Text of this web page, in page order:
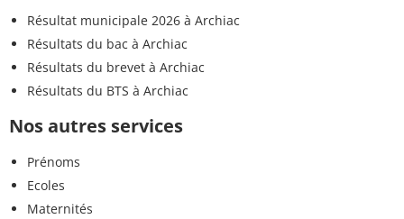
Résultat municipale 2026 à Archiac
Résultats du bac à Archiac
Résultats du brevet à Archiac
Résultats du BTS à Archiac
Nos autres services
Prénoms
Ecoles
Maternités